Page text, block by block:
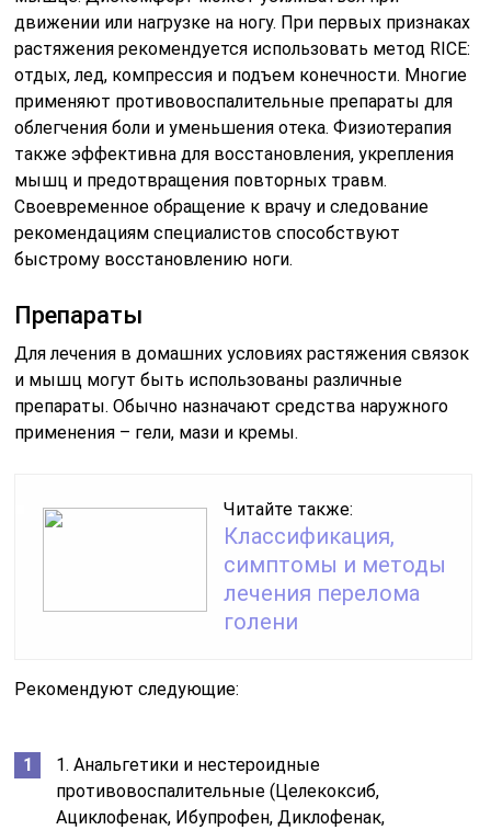
движении или нагрузке на ногу. При первых признаках
растяжения рекомендуется использовать метод RICE:
отдых, лед, компрессия и подъем конечности. Многие
применяют противовоспалительные препараты для
облегчения боли и уменьшения отека. Физиотерапия
также эффективна для восстановления, укрепления
мышц и предотвращения повторных травм.
Своевременное обращение к врачу и следование
рекомендациям специалистов способствуют
быстрому восстановлению ноги.
Препараты
Для лечения в домашних условиях растяжения связок
и мышц могут быть использованы различные
препараты. Обычно назначают средства наружного
применения – гели, мази и кремы.
Читайте также:
Классификация,
симптомы и методы
лечения перелома
голени
Рекомендуют следующие:
1. Анальгетики и нестероидные
противовоспалительные (Целекоксиб,
Ациклофенак, Ибупрофен, Диклофенак,